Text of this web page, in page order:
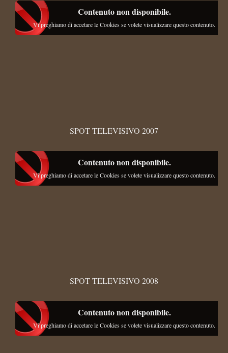
Contenuto non disponibile.
Vi preghiamo di accetare le Cookies se volete visualizzare questo contenuto.
SPOT TELEVISIVO 2007
Contenuto non disponibile.
Vi preghiamo di accetare le Cookies se volete visualizzare questo contenuto.
SPOT TELEVISIVO 2008
Contenuto non disponibile.
Vi preghiamo di accetare le Cookies se volete visualizzare questo contenuto.